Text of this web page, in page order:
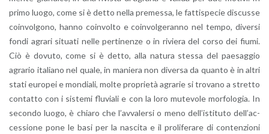
primo luogo, come si è detto nella pre­mes­sa, le fat­ti­spe­cie di­scus­se
coin­vol­go­no, hanno coin­vol­to e coin­vol­ge­ran­no nel tempo, di­ver­si
fondi agra­ri si­tua­ti nelle per­ti­nen­ze o in ri­vie­ra del corso dei fiumi.
Ciò è do­vu­to, come si è detto, alla na­tu­ra stes­sa del pae­sag­gio
agra­rio ita­lia­no nel quale, in ma­nie­ra non di­ver­sa da quan­to è in altri
stati eu­ro­pei e mon­dia­li, molte pro­prie­tà agra­rie si tro­va­no a stret­to
con­tat­to con i si­ste­mi flu­via­li e con la loro mu­te­vo­le mor­fo­lo­gia. In
se­con­do luogo, è chia­ro che l’av­va­ler­si o meno del­l’i­sti­tu­to del­l’ac­
ces­sio­ne pone le basi per la na­sci­ta e il pro­li­fe­ra­re di con­ten­zio­ni